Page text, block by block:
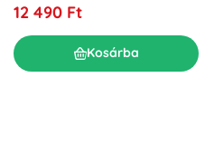
12 490 Ft
Kosárba